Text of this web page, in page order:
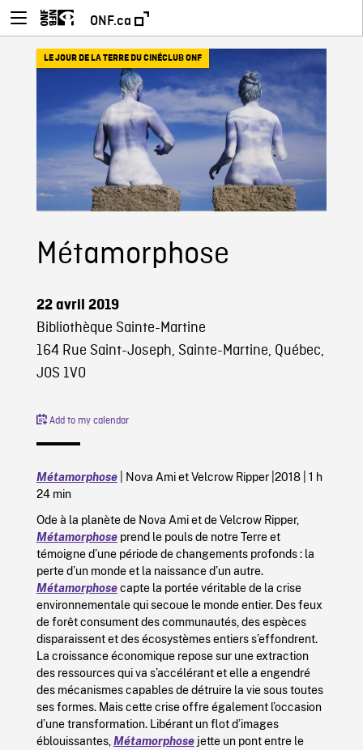
ONF.ca
LE JOUR DE LA TERRE DU CINÉCLUB ONF
Métamorphose
22 avril 2019
Bibliothèque Sainte-Martine
164 Rue Saint-Joseph, Sainte-Martine, Québec,
J0S 1V0
Add to my calendar
Métamorphose| Nova AmietVelcrow Ripper | 2018| 1 h
24 min
Ode à la planète de Nova Ami et de Velcrow Ripper,
Métamorphoseprend le pouls de notre Terre et
témoigne d’une période de changements profonds : la
perte d’un monde et la naissance d’un autre.
Métamorphosecapte la portée véritable de la crise
environnementale qui secoue le monde entier. Des feux
de forêt consument des communautés, des espèces
disparaissent et des écosystèmes entiers s’effondrent.
La croissance économique repose sur une extraction
des ressources qui va s’accélérant et elle a engendré
des mécanismes capables de détruire la vie sous toutes
ses formes. Mais cette crise offre également l’occasion
d’une transformation. Libérant un flot d’images
éblouissantes, Métamorphosejette un pont entre le